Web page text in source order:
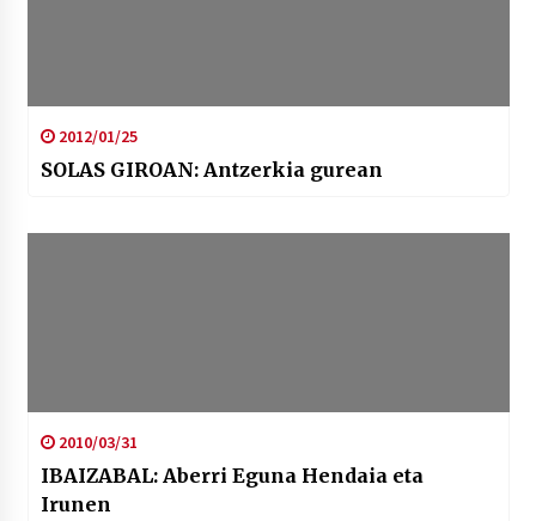
2012/01/25
SOLAS GIROAN: Antzerkia gurean
2010/03/31
IBAIZABAL: Aberri Eguna Hendaia eta
Irunen